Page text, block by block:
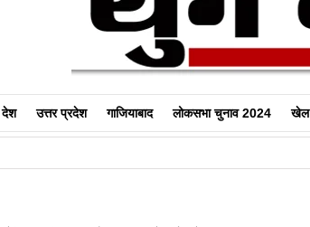
देश उत्तर प्रदेश गाजियाबाद लोकसभा चुनाव 2024 खेल